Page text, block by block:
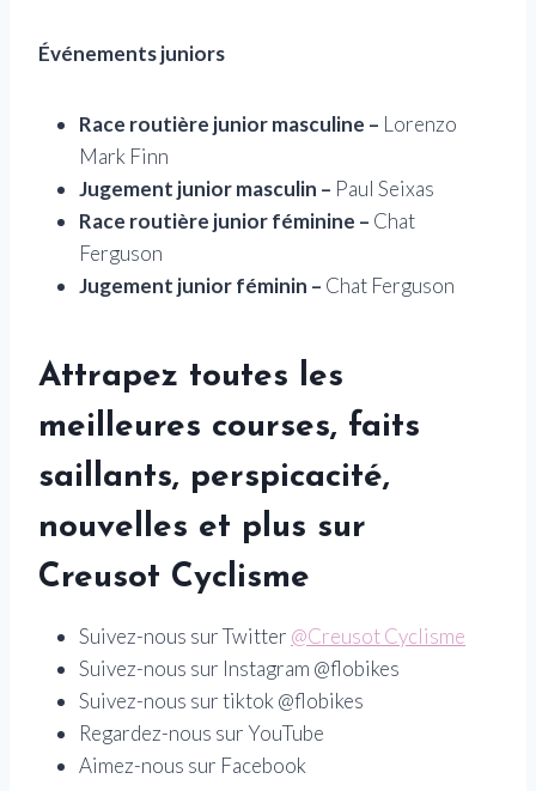
Événements juniors
Race routière junior masculine – Lorenzo
Mark Finn
Jugement junior masculin – Paul Seixas
Race routière junior féminine – Chat
Ferguson
Jugement junior féminin – Chat Ferguson
Attrapez toutes les
meilleures courses, faits
saillants, perspicacité,
nouvelles et plus sur
Creusot Cyclisme
Suivez-nous sur Twitter @Creusot Cyclisme
Suivez-nous sur Instagram @flobikes
Suivez-nous sur tiktok @flobikes
Regardez-nous sur YouTube
Aimez-nous sur Facebook